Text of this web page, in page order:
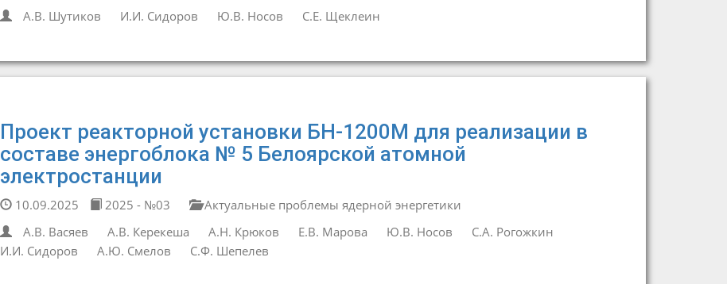
А.В. Шутиков
И.И. Сидоров Ю.В. Носов С.Е. Щеклеин
Проект реакторной установки БН-1200М для реализации в
составе энергоблока № 5 Белоярской атомной
электростанции
10.09.2025 2025 - №03
Актуальные проблемы ядерной энергетики
А.В. Васяев
А.В. Керекеша А.Н. Крюков Е.В. Марова Ю.В. Носов
С.А. Рогожкин
И.И. Сидоров
А.Ю. Смелов С.Ф. Шепелев